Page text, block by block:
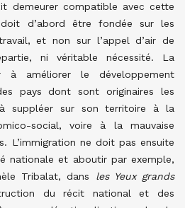
demeurer compatible avec cette
d’abord être fondée sur les
et non sur l’appel d’air de
ni véritable nécessité. La
à améliorer le développement
pays dont sont originaires les
suppléer sur son territoire à la
social, voire à la mauvaise
L’immigration ne doit pas ensuite
nationale et aboutir par exemple,
Tribalat, dans les Yeux grands
du récit national et des